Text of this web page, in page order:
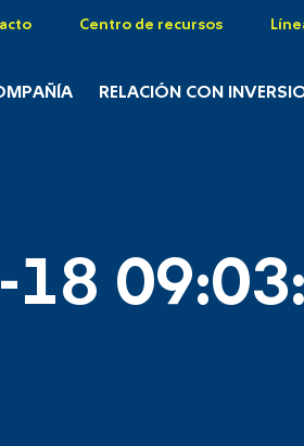
Centro de recursos
RELACIÓN CON
18